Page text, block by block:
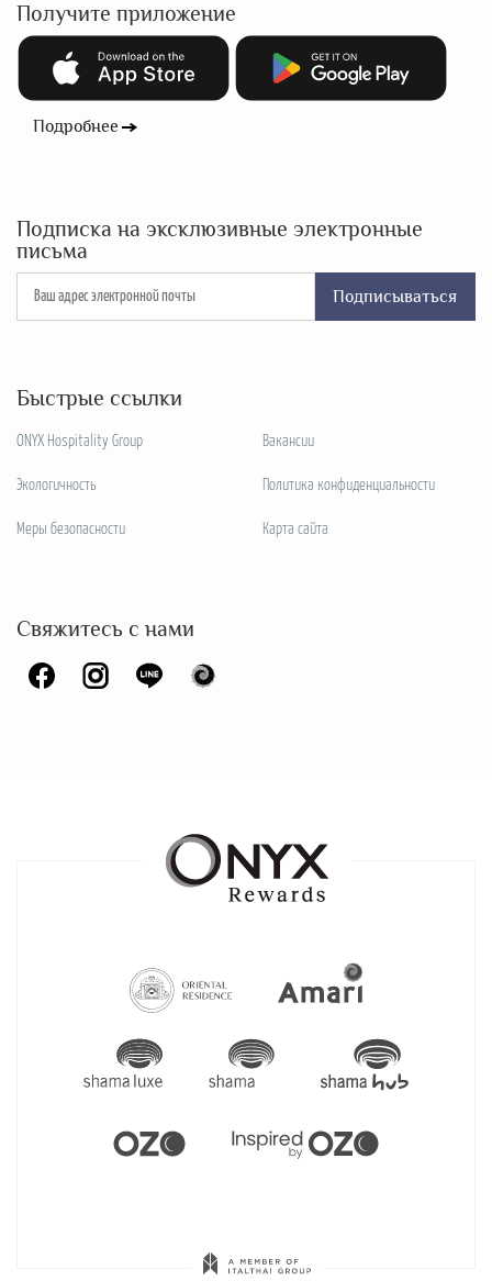
Получите приложение
Подробнее
Подписка на эксклюзивные электронные
письма
Подписываться
Быстрые ссылки
ONYX Hospitality Group
Экологичность
Меры безопасности
Вакансии
Политика конфиденциальности
Карта сайта
Свяжитесь с нами